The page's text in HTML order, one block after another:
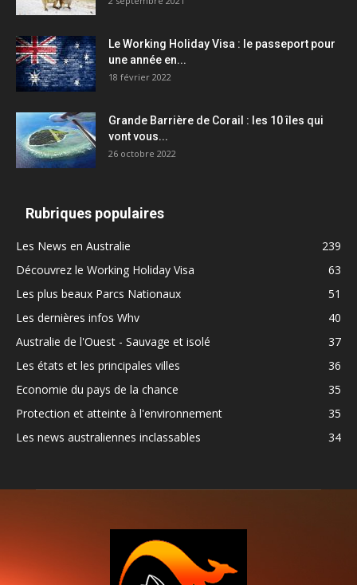
Le Working Holiday Visa : le passeport pour
une année en...
18 février 2022
Grande Barrière de Corail : les 10 îles qui
vont vous...
26 octobre 2022
Rubriques populaires
Les News en Australie
239
Découvrez le Working Holiday Visa
63
Les plus beaux Parcs Nationaux
51
Les dernières infos Whv
40
Australie de l'Ouest - Sauvage et isolé
37
Les états et les principales villes
36
Economie du pays de la chance
35
Protection et atteinte à l'environnement
35
Les news australiennes inclassables
34